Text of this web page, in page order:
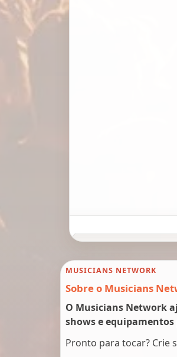
MUSICIANS NETWORK
Sobre o Musicians
O Musicians Network
shows e equipamentos
Pronto para tocar? Crie